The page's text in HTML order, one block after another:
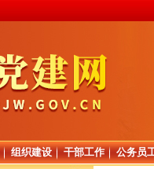
组织建设 干部工作
公务员